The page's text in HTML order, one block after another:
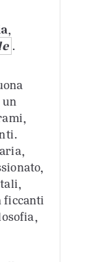
,
.
ficcanti